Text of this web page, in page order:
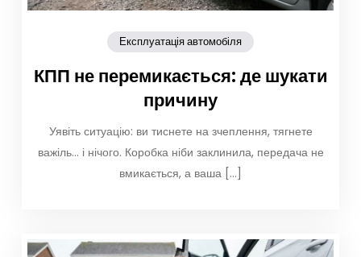
Експлуатація автомобіля
КПП не перемикається: де шукати
причину
Уявіть ситуацію: ви тиснете на зчеплення, тягнете
важіль… і нічого. Коробка ніби заклинила, передача не
вмикається, а ваша […]